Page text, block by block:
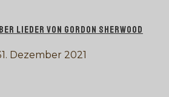
LIEDER VON GORDON SHERWOOD
Dezember 2021